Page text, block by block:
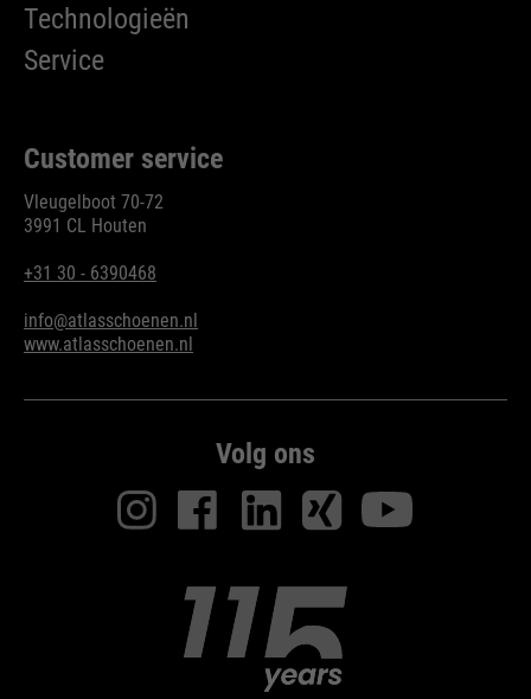
Technologieën
Service
Customer service
Vleugelboot 70-72
3991 CL Houten
+31 30 - 6390468
info@atlasschoenen.nl
www.atlasschoenen.nl
Volg ons